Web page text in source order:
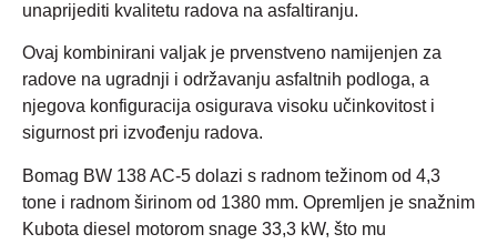
unaprijediti kvalitetu radova na asfaltiranju.
Ovaj kombinirani valjak je prvenstveno namijenjen za
radove na ugradnji i održavanju asfaltnih podloga, a
njegova konfiguracija osigurava visoku učinkovitost i
sigurnost pri izvođenju radova.
Bomag BW 138 AC-5 dolazi s radnom težinom od 4,3
tone i radnom širinom od 1380 mm. Opremljen je snažnim
Kubota diesel motorom snage 33,3 kW, što mu